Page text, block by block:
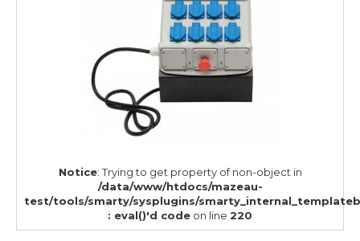
Notice: Trying to get property of non-object in
/data/www/htdocs/mazeau-
test/tools/smarty/sysplugins/
: eval()'d code on line 220